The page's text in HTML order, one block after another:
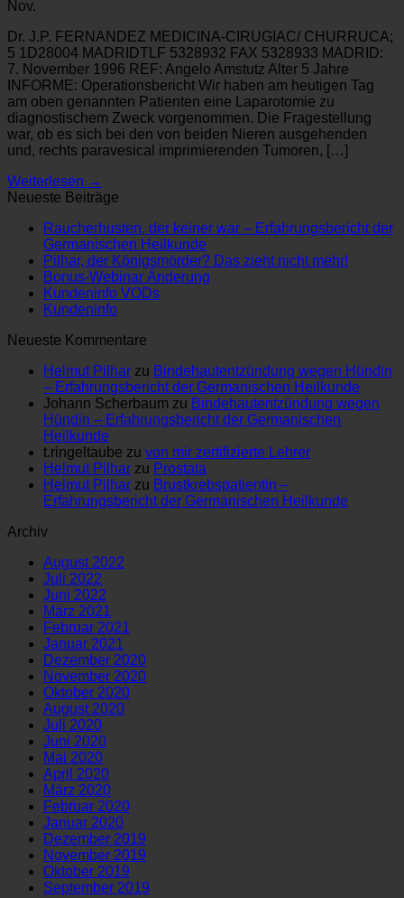
Nov.
Dr. J.P. FERNANDEZ MEDICINA-CIRUGIAC/ CHURRUCA;
5 1D28004 MADRIDTLF 5328932 FAX 5328933 MADRID:
7. November 1996 REF: Angelo Amstutz Alter 5 Jahre
INFORME: Operationsbericht Wir haben am heutigen Tag
am oben genannten Patienten eine Laparotomie zu
diagnostischem Zweck vorgenommen. Die Fragestellung
war, ob es sich bei den von beiden Nieren ausgehenden
und, rechts paravesical imprimierenden Tumoren, […]
Weiterlesen →
Neueste Beiträge
Raucherhusten, der keiner war – Erfahrungsbericht der
Germanischen Heilkunde
Pilhar, der Königsmörder? Das zieht nicht mehr!
Bonus-Webinar Änderung
Kundeninfo VODs
Kundeninfo
Neueste Kommentare
Helmut Pilhar zu Bindehautentzündung wegen Hündin
– Erfahrungsbericht der Germanischen Heilkunde
Johann Scherbaum zu Bindehautentzündung wegen
Hündin – Erfahrungsbericht der Germanischen
Heilkunde
t.ringeltaube zu von mir zertifizierte Lehrer
Helmut Pilhar zu Prostata
Helmut Pilhar zu Brustkrebspatientin –
Erfahrungsbericht der Germanischen Heilkunde
Archiv
August 2022
Juli 2022
Juni 2022
März 2021
Februar 2021
Januar 2021
Dezember 2020
November 2020
Oktober 2020
August 2020
Juli 2020
Juni 2020
Mai 2020
April 2020
März 2020
Februar 2020
Januar 2020
Dezember 2019
November 2019
Oktober 2019
September 2019